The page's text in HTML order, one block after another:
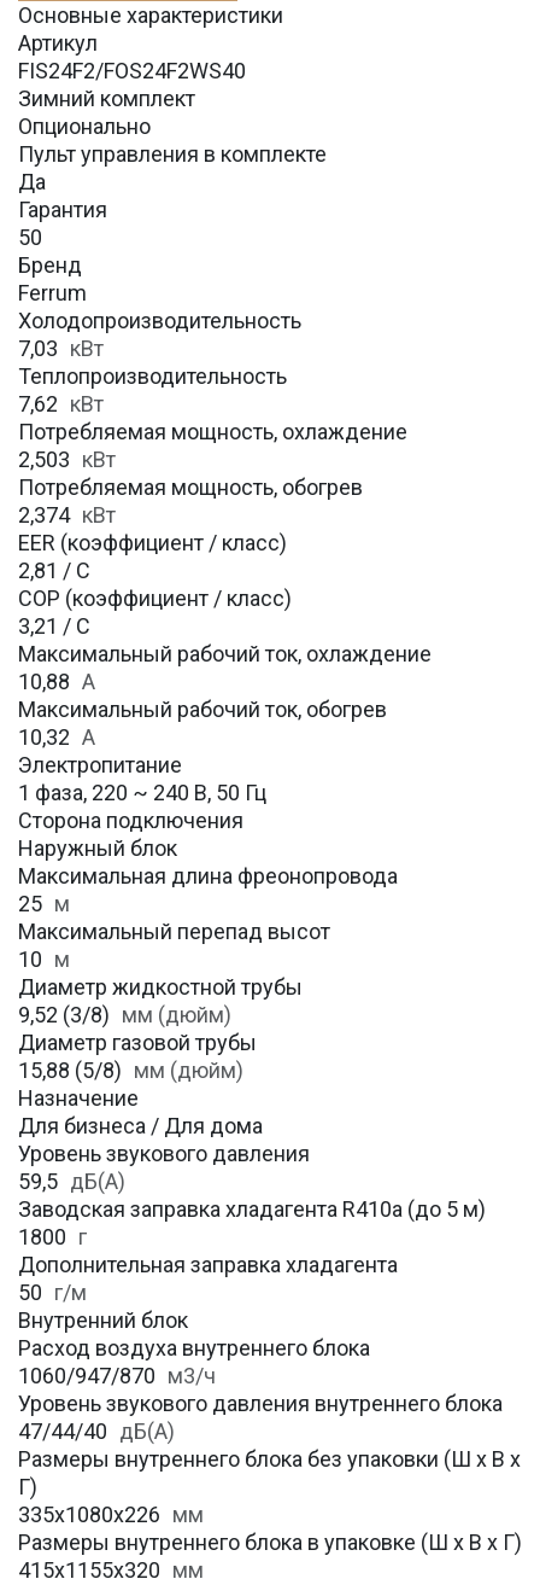
Основные характеристики
Артикул
FIS24F2/FOS24F2WS40
Зимний комплект
Опционально
Пульт управления в комплекте
Да
Гарантия
50
Бренд
Ferrum
Холодопроизводительность
7,03 кВт
Теплопроизводительность
7,62 кВт
Потребляемая мощность, охлаждение
2,503 кВт
Потребляемая мощность, обогрев
2,374 кВт
EER (коэффициент / класс)
2,81 / С
COP (коэффициент / класс)
3,21 / С
Максимальный рабочий ток, охлаждение
10,88 A
Максимальный рабочий ток, обогрев
10,32 А
Электропитание
1 фаза, 220 ~ 240 В, 50 Гц
Сторона подключения
Наружный блок
Максимальная длина фреонопровода
25 м
Максимальный перепад высот
10 м
Диаметр жидкостной трубы
9,52 (3/8) мм (дюйм)
Диаметр газовой трубы
15,88 (5/8) мм (дюйм)
Назначение
Для бизнеса / Для дома
Уровень звукового давления
59,5 дБ(А)
Заводская заправка хладагента R410a (до 5 м)
1800 г
Дополнительная заправка хладагента
50 г/м
Внутренний блок
Расход воздуха внутреннего блока
1060/947/870 м3/ч
Уровень звукового давления внутреннего блока
47/44/40 дБ(А)
Размеры внутреннего блока без упаковки (Ш х В х
Г)
335х1080x226 мм
Размеры внутреннего блока в упаковке (Ш х В х Г)
415х1155x320 мм